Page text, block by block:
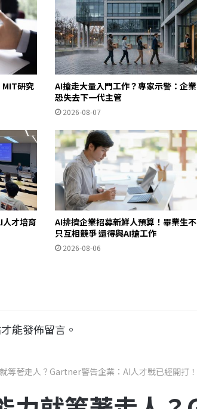
MIT研究
AI搶走大量入門工作？專家示警：企業
恐失去下一代主管
2026-08-07
人才培育
AI排擠企業招募新鮮人預算！畢業生不
只互相競爭 還得與AI搶工作
2026-08-06
能發佈留言。